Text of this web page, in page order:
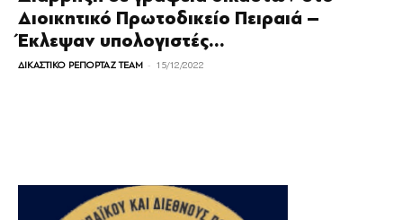
Διοικητικό Πρωτοδικείο Πειραιά –
Έκλεψαν υπολογιστές...
ΔΙΚΑΣΤΙΚΟ ΡΕΠΟΡΤΑΖ TEAM - 15/12/2022